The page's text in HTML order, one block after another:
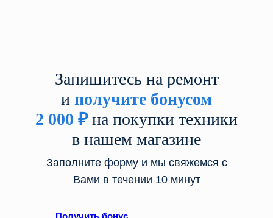
Запишитесь на ремонт
и получите бонусом
2 000 ₽на покупки техники
в нашем магазине
Заполните форму и мы свяжемся с
Вами в течении 10 минут
Получить бонус